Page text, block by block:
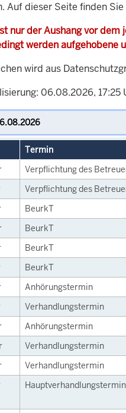
Auf dieser Seite finden
nur der Aushang vor dem
werden aufgehobene
wird aus
06.08.2026, 17:25
Termin
Verpflichtung des
Verpflichtung des
BeurkT
BeurkT
BeurkT
BeurkT
Anhörungstermin
Verhandlungstermin
Anhörungstermin
Verhandlungstermin
Verhandlungstermin
Hauptverhandlungstermin